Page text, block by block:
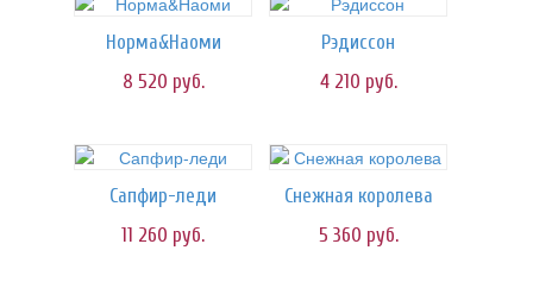
Норма&Наоми
8 520 руб.
Рэдиссон
4 210 руб.
Сапфир-леди
11 260 руб.
Снежная королева
5 360 руб.